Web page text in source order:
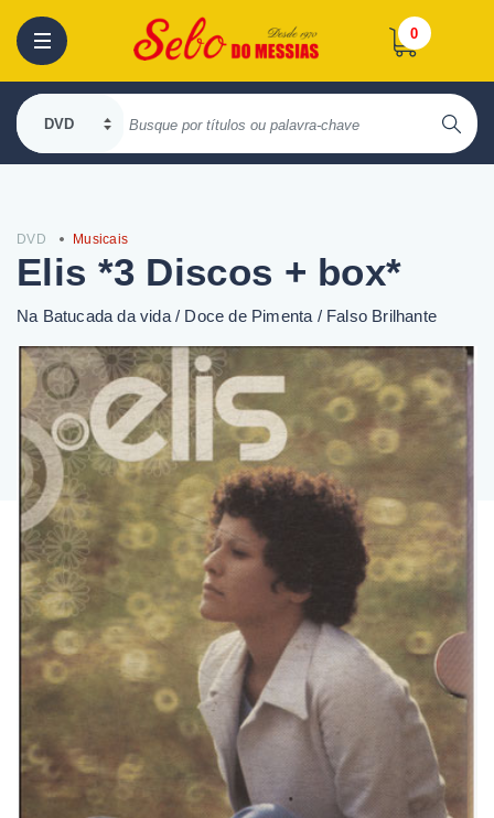
0
DVD Musicais
Elis *3 Discos + box*
Na Batucada da vida / Doce de Pimenta / Falso Brilhante